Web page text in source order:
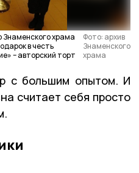
Знаменского храма
в честь
– авторский торт
Фото: архив
Знаменского
храма
с большим опытом. И
считает себя просто